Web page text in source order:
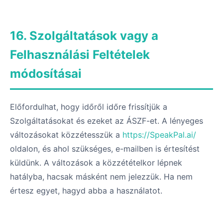
16. Szolgáltatások vagy a
Felhasználási Feltételek
módosításai
Előfordulhat, hogy időről időre frissítjük a
Szolgáltatásokat és ezeket az ÁSZF-et. A lényeges
változásokat közzétesszük a https://SpeakPal.ai/
oldalon, és ahol szükséges, e-mailben is értesítést
küldünk. A változások a közzétételkor lépnek
hatályba, hacsak másként nem jelezzük. Ha nem
értesz egyet, hagyd abba a használatot.